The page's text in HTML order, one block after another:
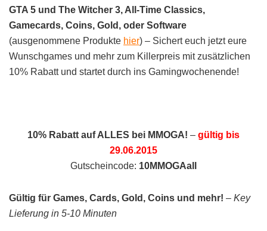
GTA 5 und The Witcher 3, All-Time Classics,
Gamecards, Coins, Gold, oder Software
(ausgenommene Produkte hier) – Sichert euch jetzt eure
Wunschgames und mehr zum Killerpreis mit zusätzlichen
10% Rabatt und startet durch ins Gamingwochenende!
10% Rabatt auf ALLES bei MMOGA! – gültig bis
29.06.2015
Gutscheincode: 10MMOGAall
Gültig für Games, Cards, Gold, Coins und mehr! – Key
Lieferung in 5-10 Minuten